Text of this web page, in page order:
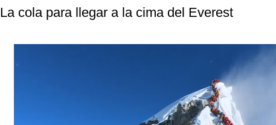
La cola para llegar a la cima del Everest